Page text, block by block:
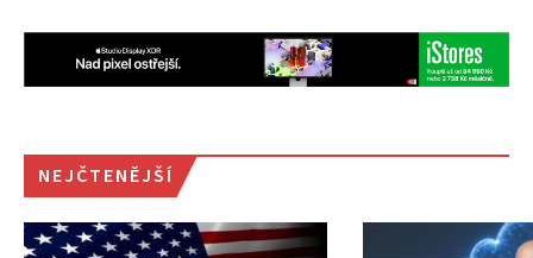
NEJČTENĚJŠÍ